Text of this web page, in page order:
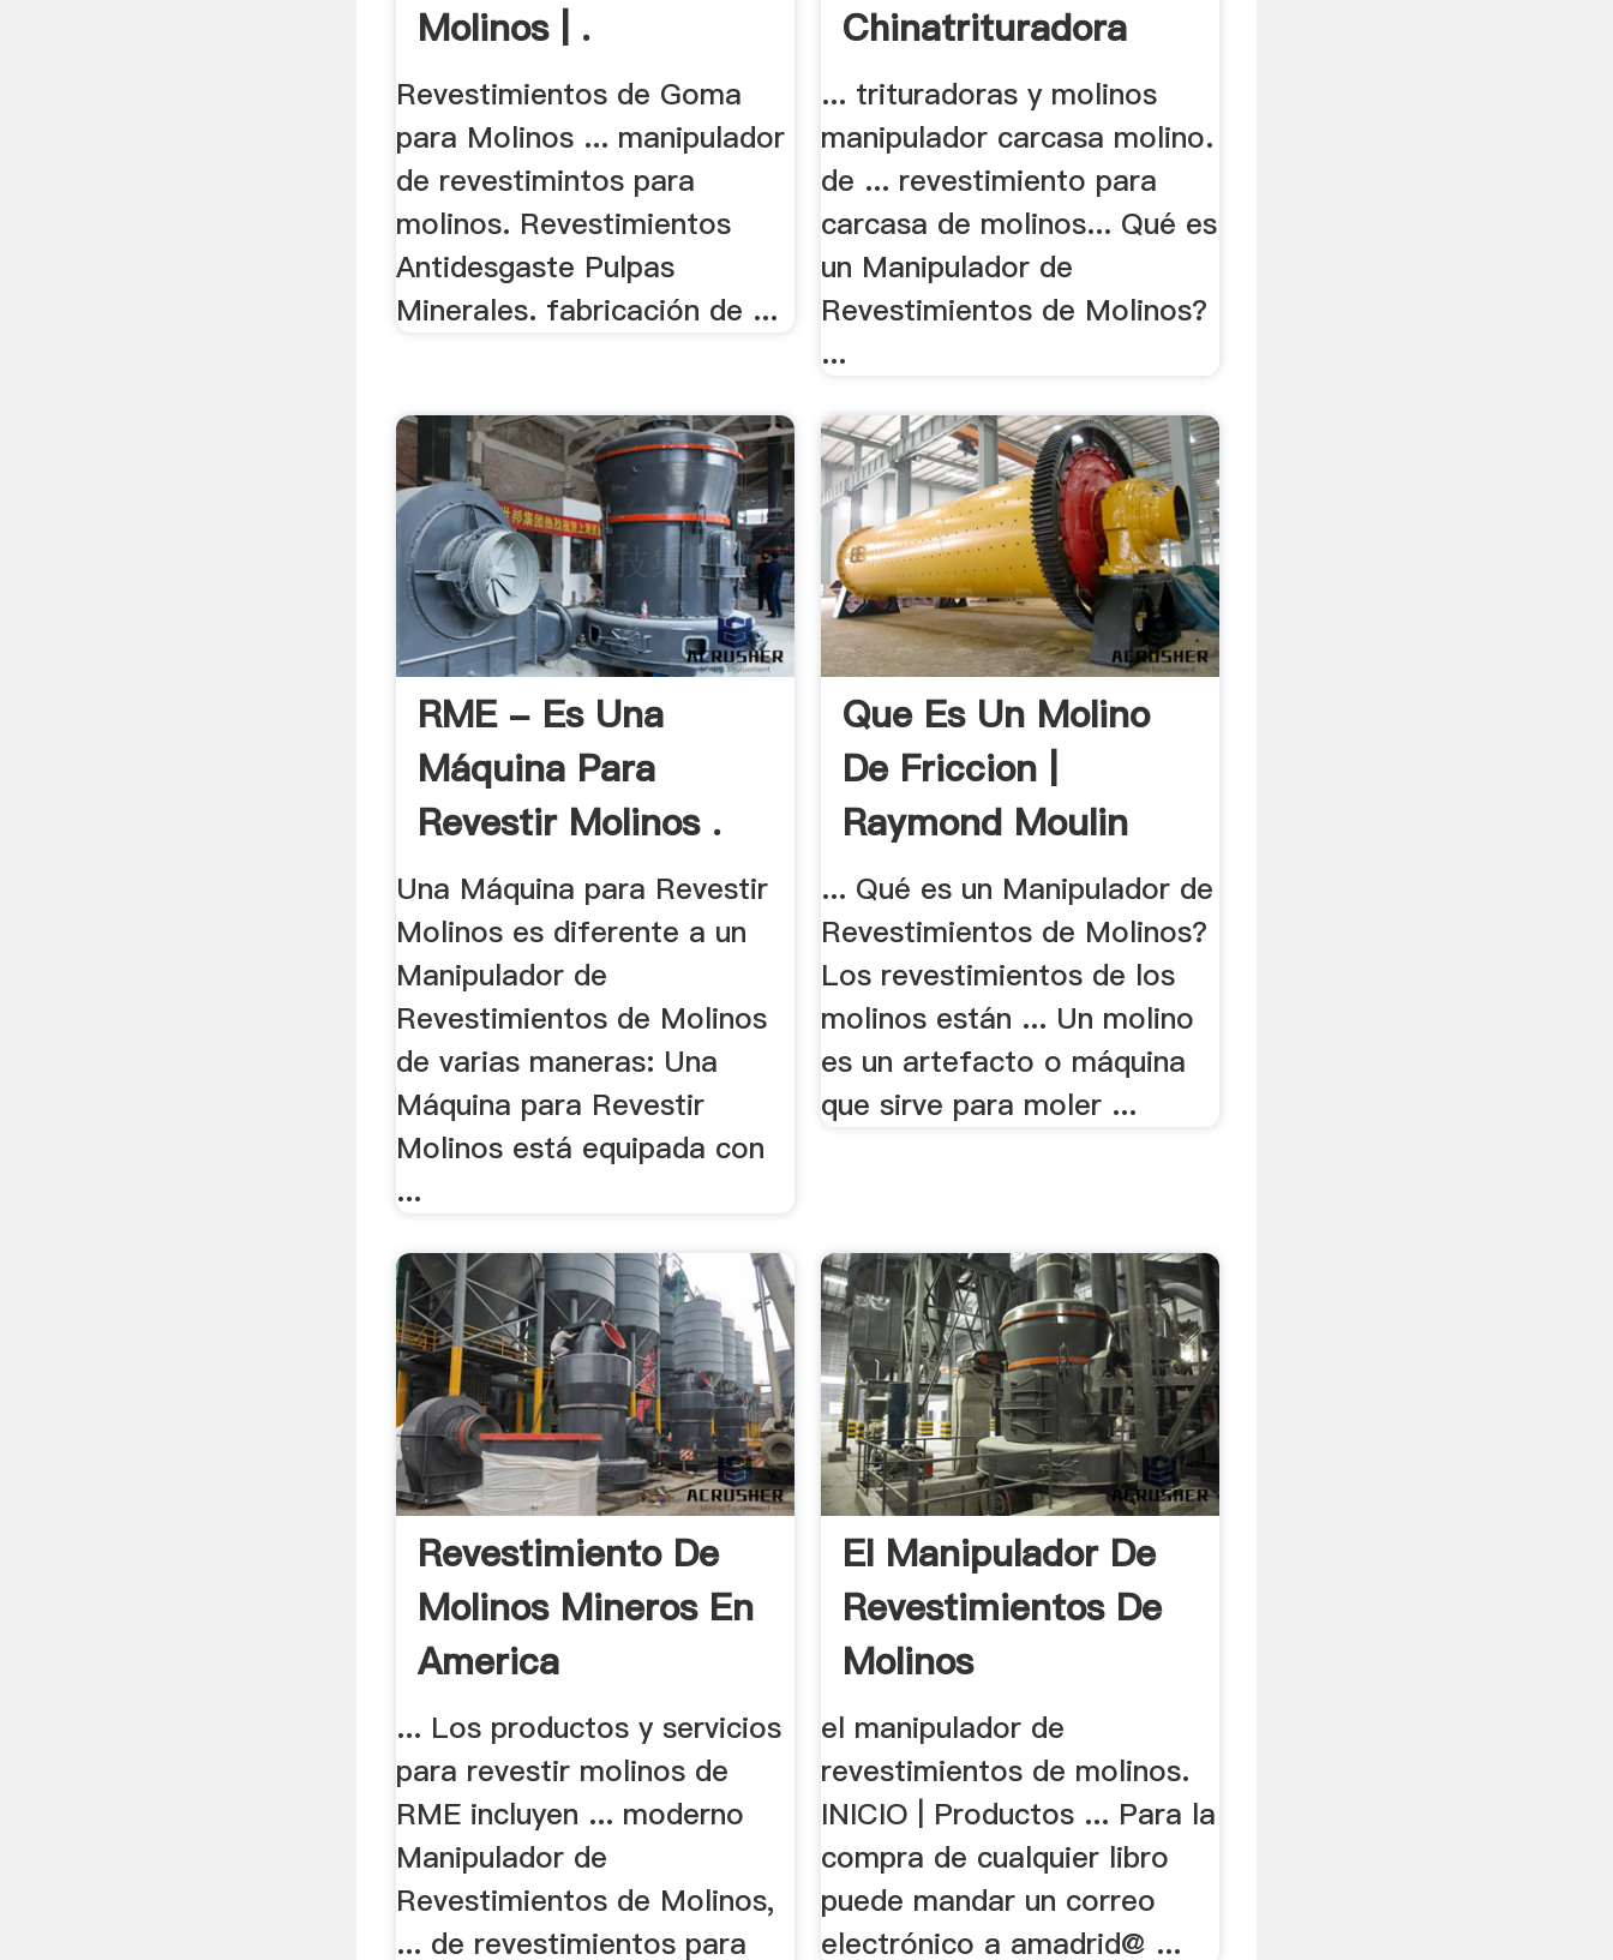
Molinos | .
Revestimientos de Goma
para Molinos ... manipulador
de revestimintos para
molinos. Revestimientos
Antidesgaste Pulpas
Minerales. fabricación de ...
Chinatrituradora
... trituradoras y molinos
manipulador carcasa molino.
de ... revestimiento para
carcasa de molinos... Qué es
un Manipulador de
Revestimientos de Molinos?
...
RME - Es Una
Máquina Para
Revestir Molinos .
Una Máquina para Revestir
Molinos es diferente a un
Manipulador de
Revestimientos de Molinos
de varias maneras: Una
Máquina para Revestir
Molinos está equipada con
...
Que Es Un Molino
De Friccion |
Raymond Moulin
... Qué es un Manipulador de
Revestimientos de Molinos?
Los revestimientos de los
molinos están ... Un molino
es un artefacto o máquina
que sirve para moler ...
Revestimiento De
Molinos Mineros En
America
... Los productos y servicios
para revestir molinos de
RME incluyen ... moderno
Manipulador de
Revestimientos de Molinos,
... de revestimientos para
El Manipulador De
Revestimientos De
Molinos
el manipulador de
revestimientos de molinos.
INICIO | Productos ... Para la
compra de cualquier libro
puede mandar un correo
electrónico a amadrid@ ...